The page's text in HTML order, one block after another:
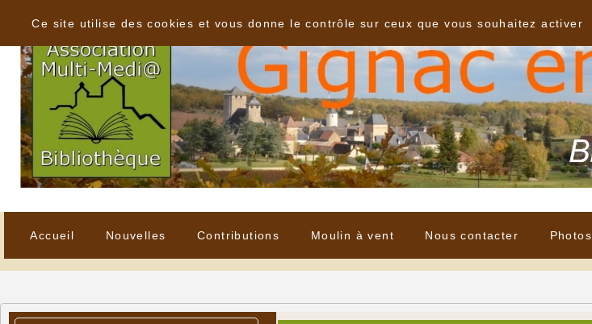
Accueil Nouvelles Contributions Moulin à vent Nous contacter Photos
Ce site utilise des cookies et vous donne le contrôle sur ceux que vous souhaitez activer